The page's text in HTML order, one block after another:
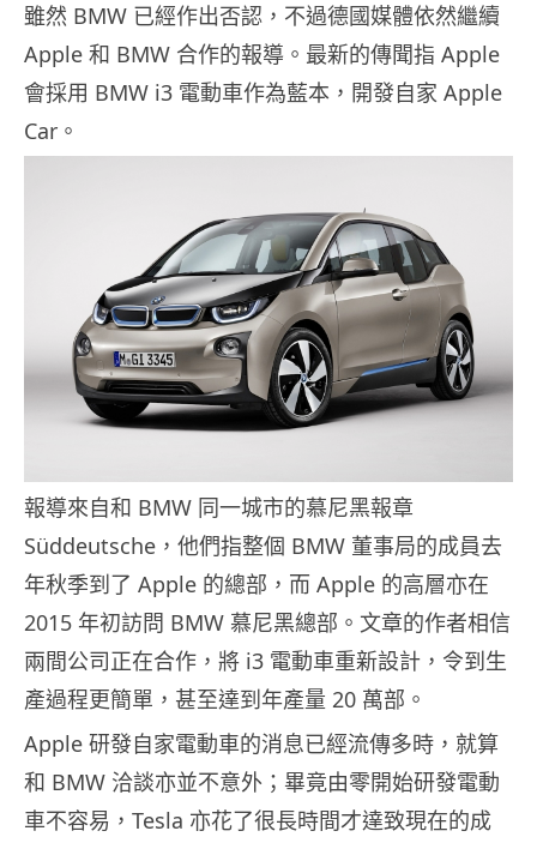
雖然 BMW 已經作出否認，不過德國媒體依然繼續
Apple 和 BMW 合作的報導。最新的傳聞指 Apple
會採用 BMW i3 電動車作為藍本，開發自家 Apple
Car。
報導來自和 BMW 同一城市的慕尼黑報章
Süddeutsche，他們指整個 BMW 董事局的成員去
年秋季到了 Apple 的總部，而 Apple 的高層亦在
2015 年初訪問 BMW 慕尼黑總部。文章的作者相信
兩間公司正在合作，將 i3 電動車重新設計，令到生
產過程更簡單，甚至達到年產量 20 萬部。
Apple 研發自家電動車的消息已經流傳多時，就算
和 BMW 洽談亦並不意外；畢竟由零開始研發電動
車不容易，Tesla 亦花了很長時間才達致現在的成